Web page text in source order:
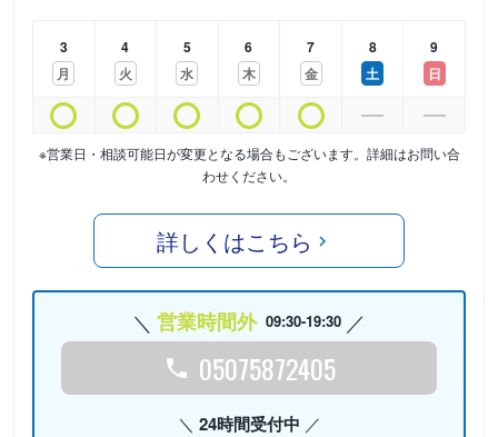
3
月
4
火
5
水
6
木
7
金
8
土
9
日
※営業日・相談可能日が変更となる場合もございます。詳細はお問い合
わせください。
詳しくはこちら
営業時間外 09:30-19:30
05075872405
24時間受付中